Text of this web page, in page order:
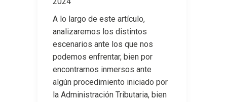
A lo largo de este artículo,
analizaremos los distintos
escenarios ante los que nos
podemos enfrentar, bien por
encontrarnos inmersos ante
algún procedimiento iniciado por
la Administración Tributaria, bien